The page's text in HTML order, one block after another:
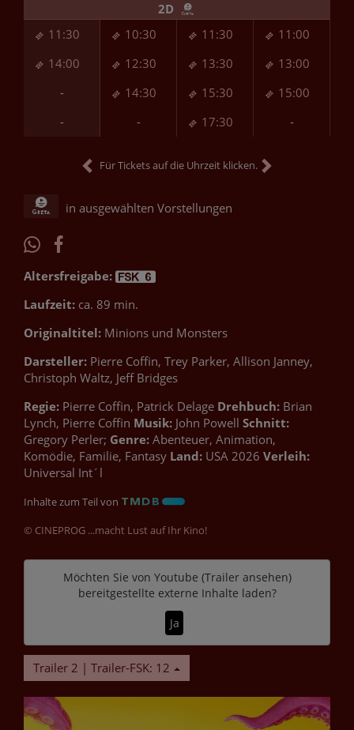
11:30 10:30 11:30
11:00
14:00
12:30 13:30
13:00
-
14:30 15:30
15:00
-
- 17:30 -
2D
Für Tickets auf die Uhrzeit klicken.
in ausgewählten Vorstellungen
Altersfreigabe:
Laufzeit: ca. 89 min.
Originaltitel: Minions und Monsters
Darsteller: Pierre Coffin, Trey Parker, Allison Janney,
Christoph Waltz, Jeff Bridges
Regie: Pierre Coffin, Patrick Delage Drehbuch: Brian
Lynch, Pierre Coffin Musik: John Powell Schnitt:
Gregory Perler; Genre: Abenteuer, Animation,
Komödie, Familie, Fantasy Land: USA 2026 Verleih:
Universal Int´l
Inhalte zum Teil von
© CINEPROG ...macht Lust auf Ihr Kino!
Möchten Sie von Youtube (Trailer ansehen)
bereitgestellte externe Inhalte laden?
Ja
Trailer 2 | Trailer-FSK: 12